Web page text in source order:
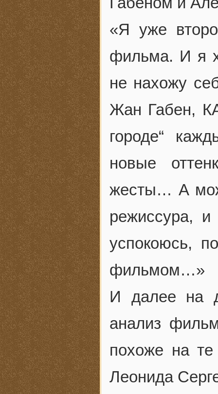
«Я уже
фильма. И я
не нахожу
Жан Габен,
городе“
новые
жесты… А
режиссура,
успокоюсь,
фильмом…»
И далее на
анализ
похоже на те
Леонида